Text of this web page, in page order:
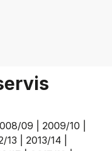
09 2009/10
13 2013/14